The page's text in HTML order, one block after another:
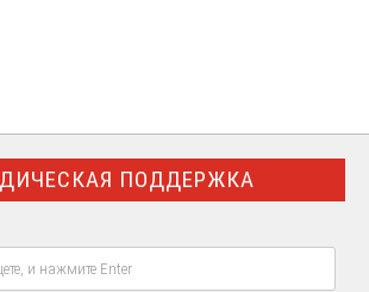
ПОДДЕРЖКА